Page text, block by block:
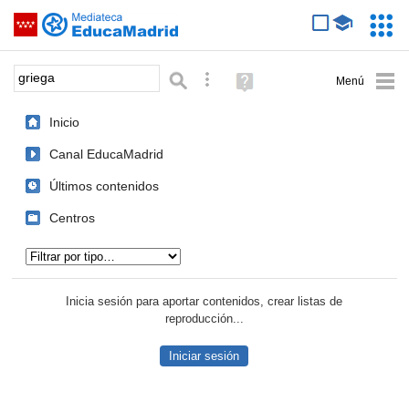
Saltar navegación
Palabra o frase: Búsqueda avanzada
Ayuda
(en
Inicio
Canal EducaMadrid
Últimos contenidos
Centros
Inicia sesión para aportar contenidos, crear listas de
reproducción...
Iniciar sesión